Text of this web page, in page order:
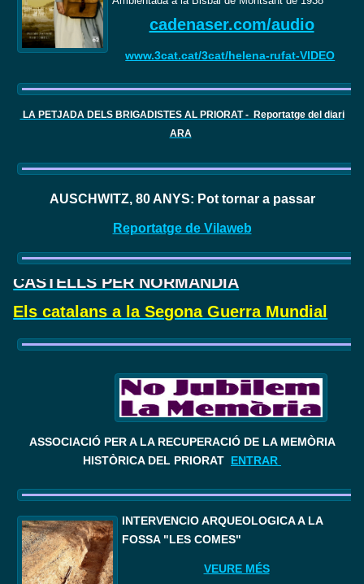
cadenaser.com/audio
www.3cat.cat/3cat/helena-rufat-VIDEO
LA PETJADA DELS BRIGADISTES AL PRIORAT - Reportatge del diari
ARA
AUSCHWITZ, 80 ANYS: Pot tornar a passar
Reportatge de Vilaweb
CASTELLS PER NORMANDIA
Els catalans a la Segona Guerra Mundial
ASSOCIACIÓ PER A LA RECUPERACIÓ DE LA MEMÒRIA
HISTÒRICA DEL PRIORAT ENTRAR
INTERVENCIÓ ARQUEOLÒGICA A LA
FOSSA "LES COMES"
VEURE MÉS